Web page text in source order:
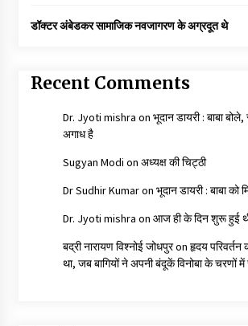
डॉक्टर अंबेडकर सामाजिक नवजागरण के अग्रदूत थे
Recent Comments
Dr. Jyoti mishra on भूदान डायरी : बाबा बोले,
अगाध है
Sugyan Modi on अध्यक्ष की चिट्ठी
Dr Sudhir Kumaron भूदान डायरी : बाबा को
Dr. Jyoti mishra on आज ही के दिन शुरू हुई
बद्री नारायण विश्नोई जोधपुरon हृदय परिवर्तन
था, जब बागियों ने अपनी बंदूकें विनोबा के चरणों में